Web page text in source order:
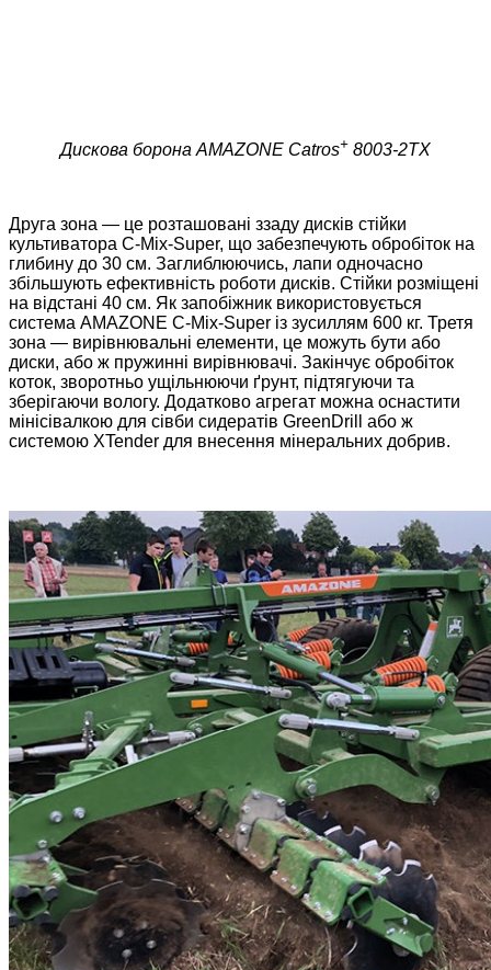
Дискова борона AMAZONE Catros+ 8003-2TX
Друга зона — це розташовані ззаду дисків стійки
культиватора C-Mix-Super, що забезпечують обробіток на
глибину до 30 см. Заглиблюючись, лапи одночасно
збільшують ефективність роботи дисків. Стійки розміщені
на відстані 40 см. Як запобіжник використовується
система AMAZONE C-Mix-Super із зусиллям 600 кг. Третя
зона — вирівнювальні елементи, це можуть бути або
диски, або ж пружинні вирівнювачі. Закінчує обробіток
коток, зворотньо ущільнюючи ґрунт, підтягуючи та
зберігаючи вологу. Додатково агрегат можна оснастити
мінісівалкою для сівби сидератів GreenDrill або ж
системою XTender для внесення мінеральних добрив.